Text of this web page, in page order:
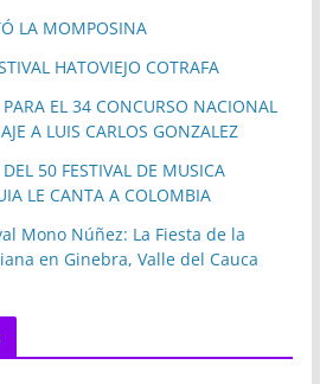
LA MOMPOSINA
HATOVIEJO COTRAFA
EL 34 CONCURSO NACIONAL
A LUIS CARLOS GONZALEZ
50 FESTIVAL DE MUSICA
LE CANTA A COLOMBIA
Mono Núñez: La Fiesta de la
en Ginebra, Valle del Cauca